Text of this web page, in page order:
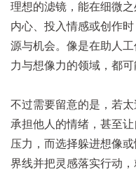
理想的滤镜，能在细微之
内心、投入情感或创作
源与机会。像是在助人
力与想像力的领域，都可
不过需要留意的是，若
承担他人的情绪，甚至
压力，而选择躲进想像
界线并把灵感落实行动